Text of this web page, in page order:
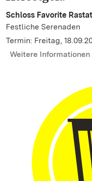
Schloss Favorite
Festliche Serenaden
Termin: Freitag,
Weitere